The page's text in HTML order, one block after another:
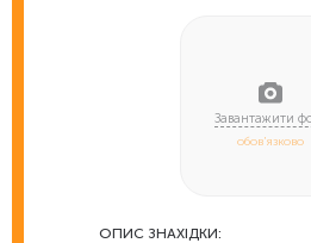
обов'язково
ОПИС ЗНАХІДКИ: